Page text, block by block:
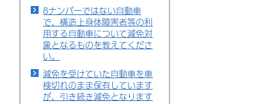
8ナンバーではない自動車
で、構造上身体障害者等の利
用する自動車について減免対
象となるものを教えてくださ
い。
減免を受けていた自動車を車
検切れのまま保有しています
が、引き続き減免となります